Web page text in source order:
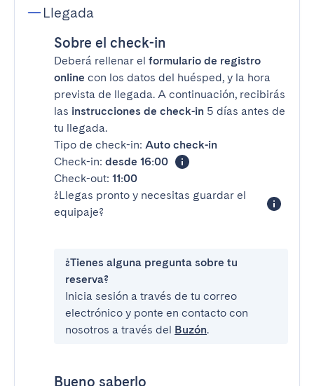
Llegada
Sobre el check-in
Deberá rellenar el formulario de registro
online con los datos del huésped, y la hora
prevista de llegada. A continuación, recibirás
las instrucciones de check-in 5 días antes de
tu llegada.
Tipo de check-in: Auto check-in
Check-in: desde 16:00
Check-out: 11:00
¿Llegas pronto y necesitas guardar el
equipaje?
¿Tienes alguna pregunta sobre tu
reserva?
Inicia sesión a través de tu correo
electrónico y ponte en contacto con
nosotros a través del Buzón.
Bueno saberlo